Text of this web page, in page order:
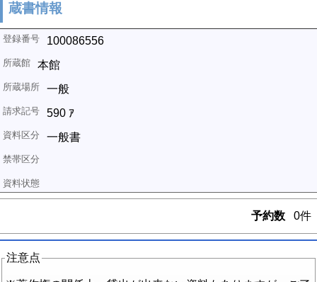
蔵書情報
100086556
本館
一般
590 ｱ
一般書
予約数 0件
注意点